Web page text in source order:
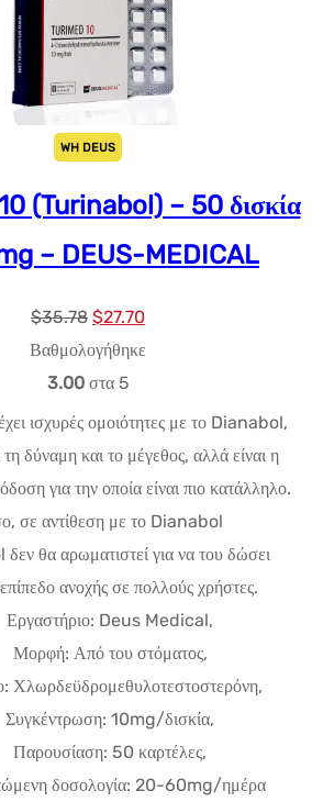
WH DEUS
(Turinabol) – 50 δισκία
– DEUS-MEDICAL
$35.78 Αρχική
τιμή:
$35.78.
$27.70Η
τρέχουσα
είναι:
$27.70.
Βαθμολογήθηκε
3.00στα 5
ισχυρές ομοιότητες με το Dianabol,
δύναμη και το μέγεθος, αλλά είναι η
για την οποία είναι πιο κατάλληλο.
σε αντίθεση με το Dianabol
θα αρωματιστεί για να του δώσει
ανοχής σε πολλούς χρήστες.
Εργαστήριο: Deus Medical,
Μορφή: Από του στόματος,
Χλωρδεϋδρομεθυλοτεστοστερόνη,
Συγκέντρωση: 10mg/δισκία,
Παρουσίαση: 50 καρτέλες,
δοσολογία: 20-60mg/ημέρα